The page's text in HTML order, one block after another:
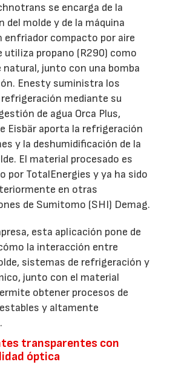
se encarga de la
del molde y de la máquina
enfriador compacto por aire
utiliza propano (R290) como
junto con una bomba
Enesty suministra los
mediante su
de agua Orca Plus,
Eisbär aporta la refrigeración
y la deshumidificación de la
El material procesado es
por TotalEnergies y ya ha sido
en otras
de Sumitomo (SHI) Demag.
esta aplicación pone de
la interacción entre
sistemas de refrigeración y
junto con el material
obtener procesos de
y altamente
transparentes con
óptica